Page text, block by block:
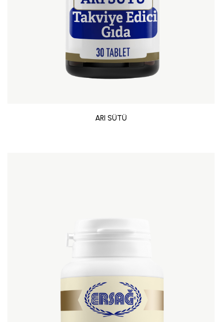
ARI SÜTÜ